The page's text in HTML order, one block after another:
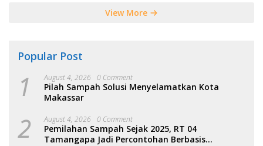
View More
Popular Post
1 August 4, 2026 0 Comment
Pilah Sampah Solusi Menyelamatkan Kota
Makassar
2 August 4, 2026 0 Comment
Pemilahan Sampah Sejak 2025, RT 04
Tamangapa Jadi Percontohan Berbasis